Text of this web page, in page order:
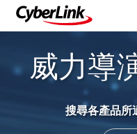
威力導
搜尋各產品所